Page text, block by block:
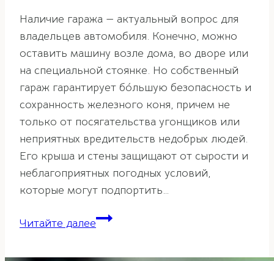
Наличие гаража — актуальный вопрос для
владельцев автомобиля. Конечно, можно
оставить машину возле дома, во дворе или
на специальной стоянке. Но собственный
гараж гарантирует бóльшую безопасность и
сохранность железного коня, причем не
только от посягательства угонщиков или
неприятных вредительств недобрых людей.
Его крыша и стены защищают от сырости и
неблагоприятных погодных условий,
которые могут подпортить…
Читайте далееГараж